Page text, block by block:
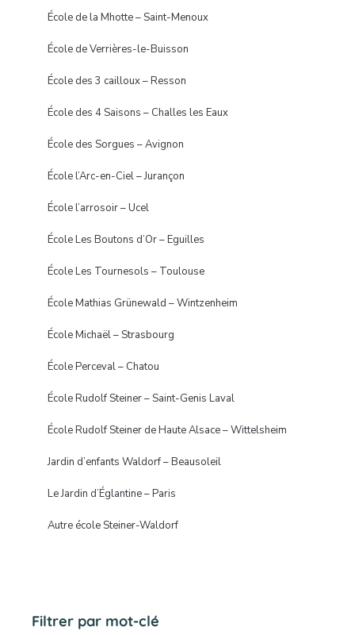
École de la Mhotte – Saint-Menoux
École de Verrières-le-Buisson
École des 3 cailloux – Resson
École des 4 Saisons – Challes les Eaux
École des Sorgues – Avignon
École l’Arc-en-Ciel – Jurançon
École l’arrosoir – Ucel
École Les Boutons d’Or – Eguilles
École Les Tournesols – Toulouse
École Mathias Grünewald – Wintzenheim
École Michaël – Strasbourg
École Perceval – Chatou
École Rudolf Steiner – Saint-Genis Laval
École Rudolf Steiner de Haute Alsace – Wittelsheim
Jardin d’enfants Waldorf – Beausoleil
Le Jardin d’Églantine – Paris
Autre école Steiner-Waldorf
Filtrer par mot-clé